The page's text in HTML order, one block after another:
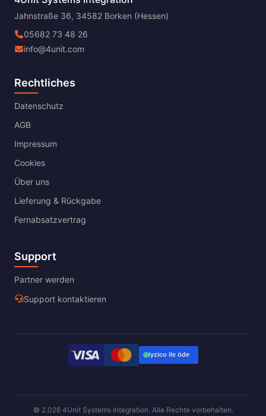
Jahnstraße 36, 34582 Borken (Hessen)
05682 73 48 26
info@4unit.com
Rechtliches
Datenschutz
AGB
Impressum
Cookies
Über uns
Lieferung & Rückgabe
Fernabsatzvertrag
Support
Partner werden
Support kontaktieren
© 2.026 4Unit Systems Integration. Alle Rechte vorbehalten.